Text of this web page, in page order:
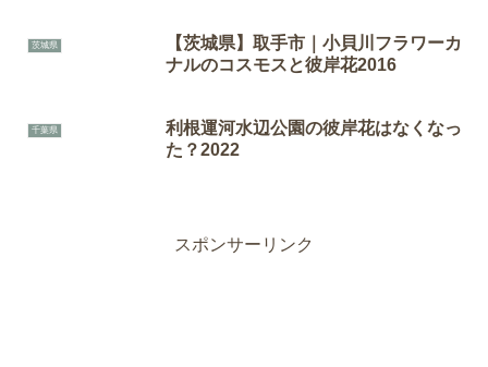
茨城県
【茨城県】取手市｜小貝川フラワーカ
ナルのコスモスと彼岸花2016
千葉県
利根運河水辺公園の彼岸花はなくなっ
た？2022
スポンサーリンク